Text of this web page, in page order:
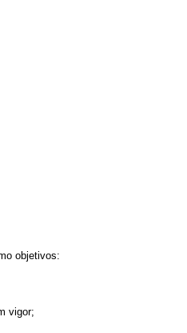
objetivos:
vigor;